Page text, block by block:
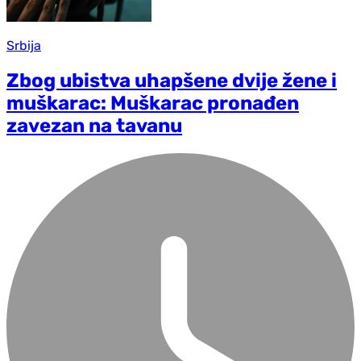
Srbija
Zbog ubistva uhapšene dvije žene i
muškarac: Muškarac pronađen
zavezan na tavanu